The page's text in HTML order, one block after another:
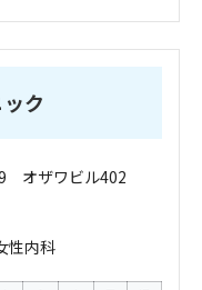
ク
オザワビル402
性内科